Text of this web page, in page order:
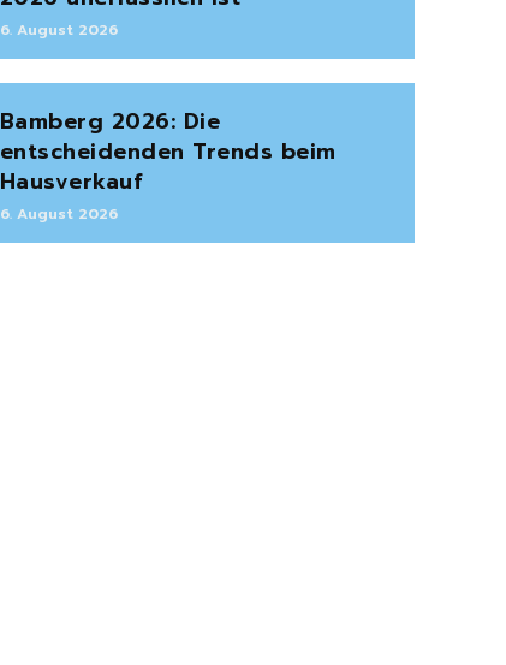
6. August 2026
Bamberg 2026: Die
entscheidenden Trends beim
Hausverkauf
6. August 2026